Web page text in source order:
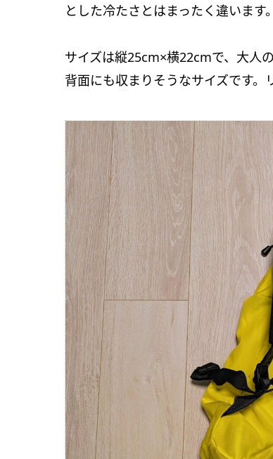
とした冷たさとはまったく違います。
サイズは縦25cm×横22cmで、大人
背面にも収まりそうなサイズです。